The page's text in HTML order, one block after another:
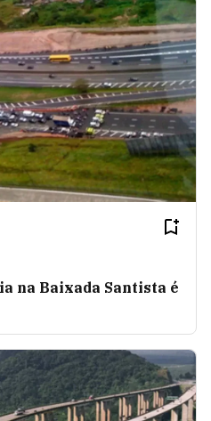
na Baixada Santista é